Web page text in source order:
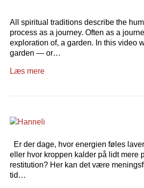
All spiritual traditions describe the
process as a journey. Often as a
exploration of, a garden. In this video
garden — or…
Læs mere
Er der dage, hvor energien føles
eller hvor kroppen kalder på lidt mere
restitution? Her kan det være
tid…